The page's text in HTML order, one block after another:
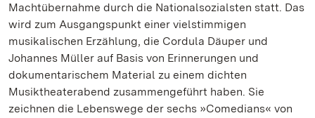
Machtübernahme durch die Nationalsozialsten statt. Das
wird zum Ausgangspunkt einer vielstimmigen
musikalischen Erzählung, die Cordula Däuper und
Johannes Müller auf Basis von Erinnerungen und
dokumentarischem Material zu einem dichten
Musiktheaterabend zusammengeführt haben. Sie
zeichnen die Lebenswege der sechs »Comedians« von